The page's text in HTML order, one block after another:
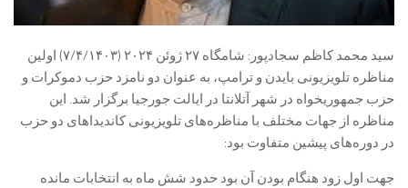
سید محمد کاظم سجادپور: شامگاه ۲۷ ژوئن ۲۰۲۴ (۷/۴/۱۴۰۳) اولین
مناظره تلویزیونی بایدن و ترامپ، به عنوان دو نامزد حزب دموکرات و
حزب جمهوریخواه در شهر آتلانتا در ایالت جورجیا برگزار شد. این
مناظره از جهات مختلف با مناظره‌های تلویزیونی کاندیداهای دو حزب
در دوره‌های پیشین متفاوت بود:
جهت اول زود هنگام بودن آن بود حدود شش ماه به انتخابات مانده